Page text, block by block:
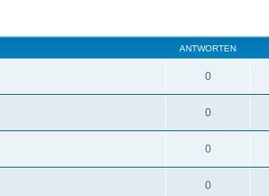
ANTWORTEN
0
0
0
0